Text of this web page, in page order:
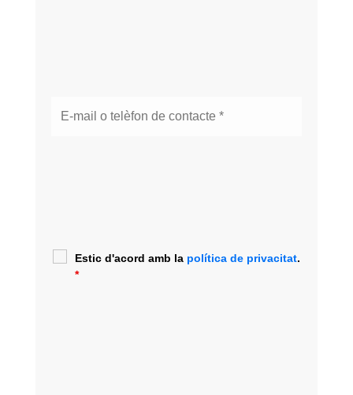
Estic d'acord amb lapolítica de privacitat.
*